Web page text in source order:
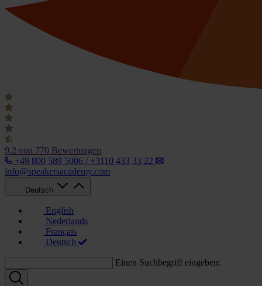
9.2 von 770 Bewertungen
+49 800 589 5006 / +3110 433 33 22
info@speakersacademy.com
Deutsch
English
Nederlands
Français
Deutsch
Einen Suchbegriff eingeben: